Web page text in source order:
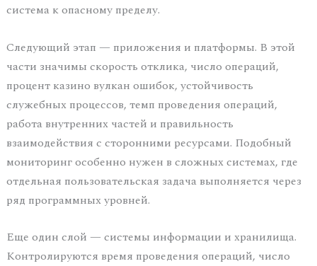
система к опасному пределу.
Следующий этап — приложения и платформы. В этой
части значимы скорость отклика, число операций,
процент казино вулкан ошибок, устойчивость
служебных процессов, темп проведения операций,
работа внутренних частей и правильность
взаимодействия с сторонними ресурсами. Подобный
мониторинг особенно нужен в сложных системах, где
отдельная пользовательская задача выполняется через
ряд программных уровней.
Еще один слой — системы информации и хранилища.
Контролируются время проведения операций, число